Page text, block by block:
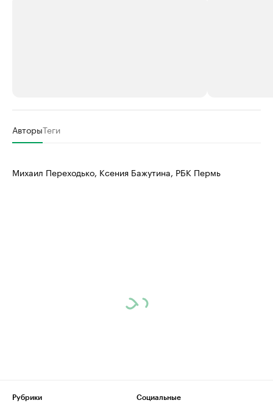
Крупнейшие производители и
Ознакомьтесь с информацией в каталоге Посмотрите в
АвторыТеги
Михаил Переходько, Ксения Бажутина, РБК Пермь
Рубрики
Социальные